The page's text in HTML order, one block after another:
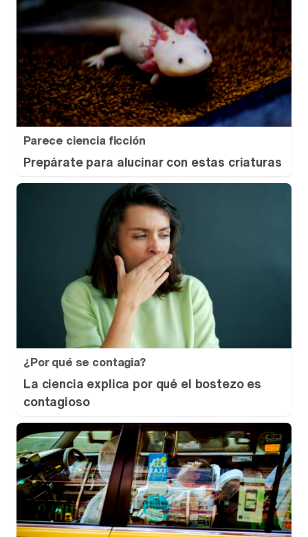
Parece ciencia ficción
Prepárate para alucinar con estas criaturas
¿Por qué se contagia?
La ciencia explica por qué el bostezo es
contagioso